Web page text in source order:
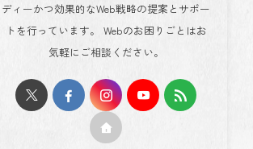
ディーかつ効果的なWeb戦略の提案とサポー
トを行っています。 Webのお困りごとはお
気軽にご相談ください。